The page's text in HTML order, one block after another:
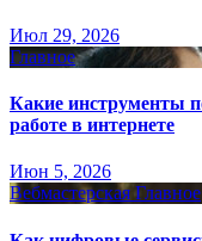
Июл 29, 2026
Главное
Какие инструменты
работе в интернете
Июн 5, 2026
Вебмастерская Главное